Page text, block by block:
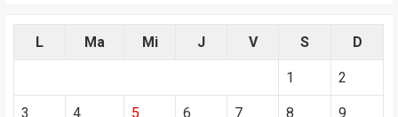
L Ma Mi J V S D
1 2
3 4 5 6 7 8 9